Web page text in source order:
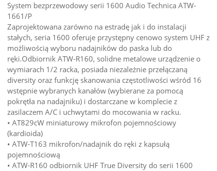
System bezprzewodowy serii 1600 Audio Technica ATW-
1661/P
Zaprojektowana zarówno na estradę jak i do instalacji
stałych, seria 1600 oferuje przystępny cenowo system UHF z
możliwością wyboru nadajników do paska lub do
ręki.Odbiornik ATW-R160, solidne metalowe urządzenie o
wymiarach 1/2 racka, posiada niezależnie przełączaną
diversity oraz funkcję skanowania częstotliwości wśród 16
wstępnie wybranych kanałów (wybierane za pomocą
pokrętła na nadajniku) i dostarczane w komplecie z
zasilaczem A/C i uchwytami do mocowania w racku.
• AT829cW miniaturowy mikrofon pojemnościowy
(kardioida)
• ATW-T163 mikrofon/nadajnik do ręki z kapsułą
pojemnościową
• ATW-R160 odbiornik UHF True Diversity do serii 1600